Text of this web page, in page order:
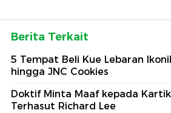
Berita Terkait
5 Tempat Beli Kue Lebaran
hingga JNC Cookies
Doktif Minta Maaf kepada
Terhasut Richard Lee